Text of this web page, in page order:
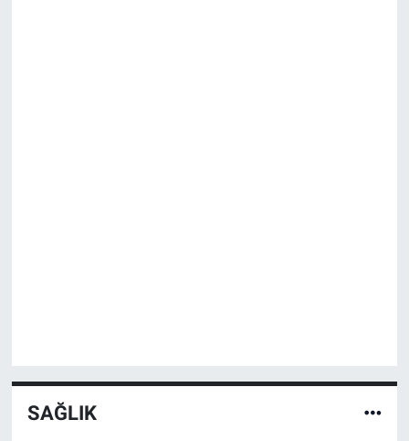
SAĞLIK